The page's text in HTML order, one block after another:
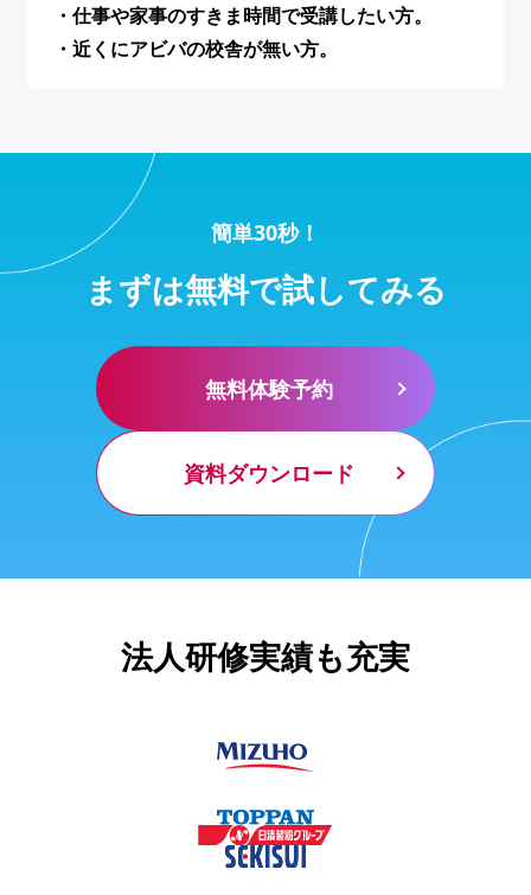
・仕事や家事のすきま時間で受講したい方。
・近くにアビバの校舎が無い方。
簡単30秒！
まずは無料で試してみる
無料体験予約
資料ダウンロード
法人研修実績も充実